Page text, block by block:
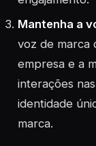
Mantenha a
voz de marca
empresa e a
interações
identidade
marca.